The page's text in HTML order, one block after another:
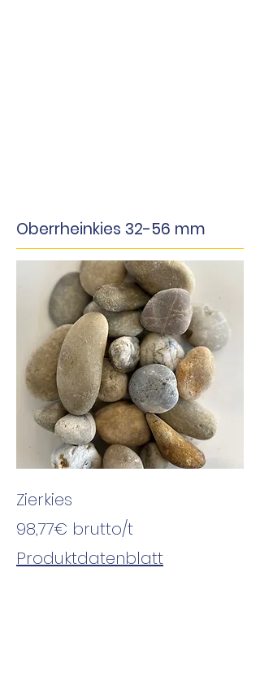
Oberrheinkies 32-56 mm
Zierkies
98,77€ brutto/t
Produktdatenblatt